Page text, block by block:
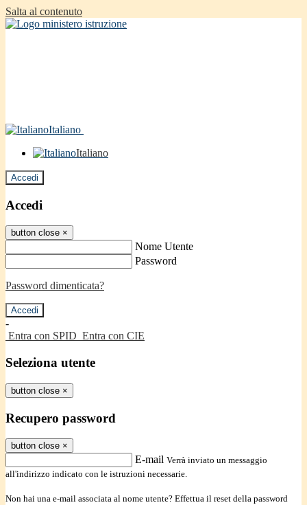
Salta al contenuto
Italiano
Italiano
Accedi
Accedi
button close ×
Nome Utente
Password
Password dimenticata?
-
Entra con SPID Entra con CIE
Seleziona utente
button close ×
Recupero password
button close ×
E-mail Verrà inviato un messaggio
all'indirizzo indicato con le istruzioni necessarie.
Non hai una e-mail associata al nome utente? Effettua il reset della password